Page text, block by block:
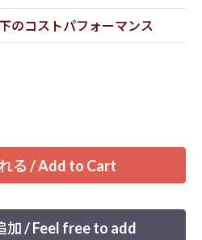
のコストパフォーマンス
る / Add to Cart
加 / Feel free to add